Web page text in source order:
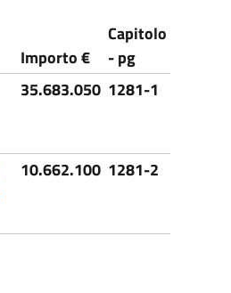
Importo €
Capitolo
- pg
35.683.050 1281-1
10.662.100 1281-2